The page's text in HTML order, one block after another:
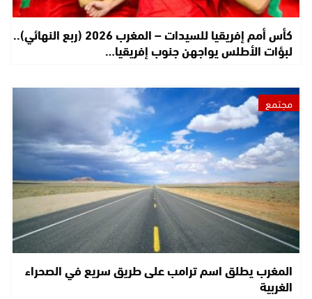
كأس أمم إفريقيا للسيدات – المغرب 2026 (ربع النهائي)..
لبؤات الأطلس يواجهن جنوب إفريقيا…
مجتمع
المغرب يطلق اسم ترامب على طريق سريع في الصحراء
الغربية